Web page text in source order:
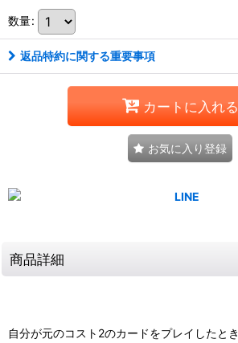
数量:
返品特約に関する重要事項
カートに入れる
お気に入り登録
商品詳細
自分が元のコスト2のカードをプレイしたと